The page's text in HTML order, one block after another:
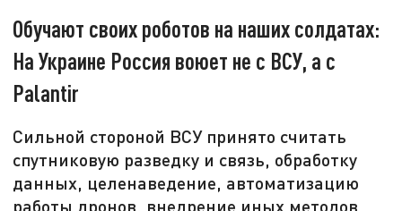
Обучают своих роботов на наших солдатах:
На Украине Россия воюет не с ВСУ, а с
Palantir
Сильной стороной ВСУ принято считать
спутниковую разведку и связь, обработку
данных, целенаведение, автоматизацию
работы дронов, внедрение иных методов